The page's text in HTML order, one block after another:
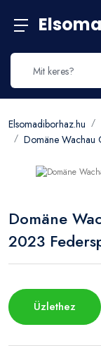
Elsomadiborhaz.hu
Domäne Wachau
Domäne
2023
Üzlethez